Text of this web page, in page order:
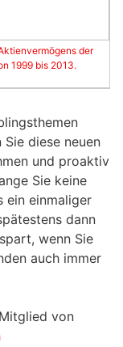
der
1999 bis 2013.
diese neuen
und proaktiv
Sie keine
ein einmaliger
dann
wenn Sie
auch immer
von